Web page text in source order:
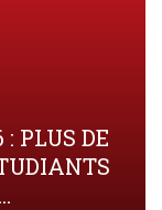
: PLUS DE